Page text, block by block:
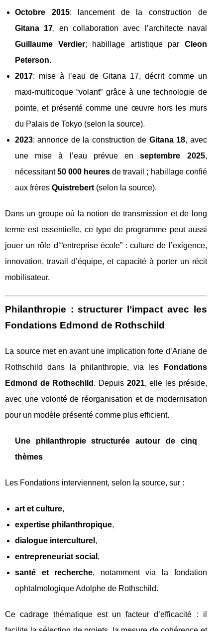
Octobre 2015: lancement de la construction de
Gitana 17, en collaboration avec l’architecte naval
Guillaume Verdier; habillage artistique par Cleon
Peterson.
2017: mise à l’eau de Gitana 17, décrit comme un
maxi-multicoque “volant” grâce à une technologie de
pointe, et présenté comme une œuvre hors les murs
du Palais de Tokyo (selon la source).
2023: annonce de la construction de Gitana 18, avec
une mise à l’eau prévue enseptembre 2025,
nécessitant50 000 heures de travail ; habillage confié
aux frères Quistrebert (selon la source).
Dans un groupe où la notion de transmission et de long
terme est essentielle, ce type de programme peut aussi
jouer un rôle d’“entreprise école” : culture de l’exigence,
innovation, travail d’équipe, et capacité à porter un récit
mobilisateur.
Philanthropie : structurer l’impact avec les
Fondations Edmond de Rothschild
La source met en avant une implication forte d’Ariane de
Rothschild dans la philanthropie, via les
Fondations
Edmond de Rothschild . Depuis 2021, elle les préside,
avec une volonté de réorganisation et de modernisation
pour un modèle présenté comme plus efficient.
Une philanthropie structurée autour de cinq
thèmes
Les Fondations interviennent, selon la source, sur :
art et culture,
expertise philanthropique,
dialogue interculturel ,
entrepreneuriat social ,
santé et recherche, notamment via la fondation
ophtalmologique Adolphe de Rothschild.
Ce cadrage thématique est un facteur d’efficacité : il